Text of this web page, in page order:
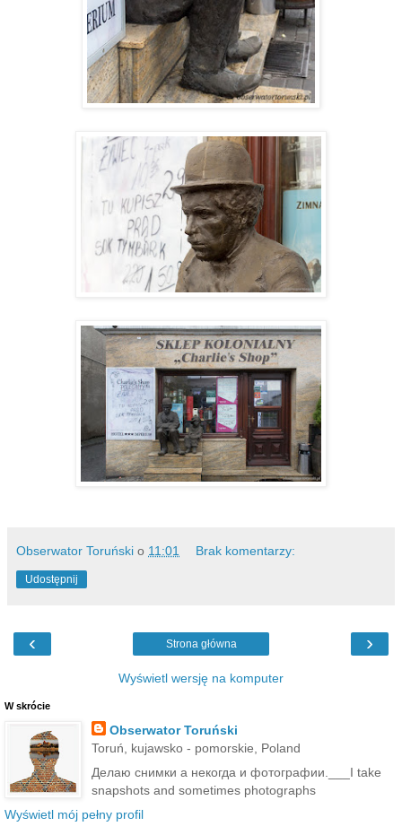
Obserwator Toruński o 11:01 Brak komentarzy:
Udostępnij
‹ ›
Strona główna
Wyświetl wersję na komputer
W skrócie
Obserwator Toruński
Toruń, kujawsko - pomorskie, Poland
Делаю снимки а некогда и фотографии.___I take
snapshots and sometimes photographs
Wyświetl mój pełny profil